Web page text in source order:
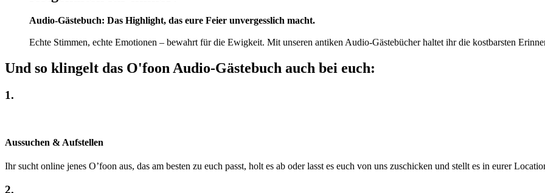
Audio-Gästebuch: Das Highlight, das eure Feier unvergesslich macht.
Echte Stimmen, echte Emotionen – bewahrt für die Ewigkeit. Mit unseren antiken Audio-Gästebücher haltet ihr die kostbarsten
Und so klingelt das O'foon Audio-Gästebuch auch bei euch:
1.
Aussuchen & Aufstellen
Ihr sucht online jenes O’foon aus, das am besten zu euch passt, holt es ab oder lasst es euch von uns zuschicken und stellt es in eurer
2.